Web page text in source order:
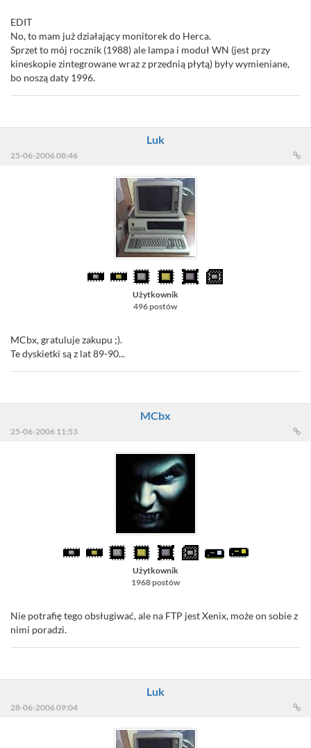
EDIT
No, to mam już działający monitorek do Herca.
Sprzet to mój rocznik (1988) ale lampa i moduł WN (jest przy
kineskopie zintegrowane wraz z przednią płytą) były wymieniane,
bo noszą daty 1996.
Luk
25-06-2006 08:46
Użytkownik
496 postów
MCbx, gratuluje zakupu ;).
Te dyskietki są z lat 89-90...
MCbx
25-06-2006 11:53
Użytkownik
1968 postów
Nie potrafię tego obsługiwać, ale na FTP jest Xenix, może on sobie z
nimi poradzi.
Luk
28-06-2006 09:04